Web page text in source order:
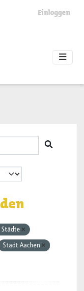
Einloggen
Städte
Stadt Aachen